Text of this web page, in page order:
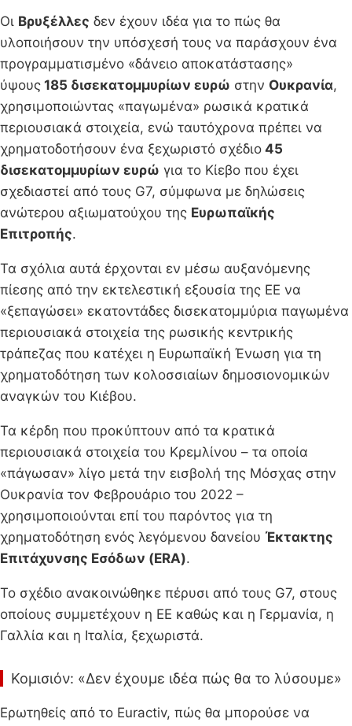
Οι Βρυξέλλες δεν έχουν ιδέα για το πώς θα
υλοποιήσουν την υπόσχεσή τους να παράσχουν ένα
προγραμματισμένο «δάνειο αποκατάστασης»
ύψους 185 δισεκατομμυρίων ευρώ στην Ουκρανία,
χρησιμοποιώντας «παγωμένα» ρωσικά κρατικά
περιουσιακά στοιχεία, ενώ ταυτόχρονα πρέπει να
χρηματοδοτήσουν ένα ξεχωριστό σχέδιο 45
δισεκατομμυρίων ευρώ για το Κίεβο που έχει
σχεδιαστεί από τους G7, σύμφωνα με δηλώσεις
ανώτερου αξιωματούχου της Ευρωπαϊκής
Επιτροπής.
Τα σχόλια αυτά έρχονται εν μέσω αυξανόμενης
πίεσης από την εκτελεστική εξουσία της ΕΕ να
«ξεπαγώσει» εκατοντάδες δισεκατομμύρια παγωμένα
περιουσιακά στοιχεία της ρωσικής κεντρικής
τράπεζας που κατέχει η Ευρωπαϊκή Ένωση για τη
χρηματοδότηση των κολοσσιαίων δημοσιονομικών
αναγκών του Κιέβου.
Τα κέρδη που προκύπτουν από τα κρατικά
περιουσιακά στοιχεία του Κρεμλίνου – τα οποία
«πάγωσαν» λίγο μετά την εισβολή της Μόσχας στην
Ουκρανία τον Φεβρουάριο του 2022 –
χρησιμοποιούνται επί του παρόντος για τη
χρηματοδότηση ενός λεγόμενου δανείου Έκτακτης
Επιτάχυνσης Εσόδων (ERA).
Το σχέδιο ανακοινώθηκε πέρυσι από τους G7, στους
οποίους συμμετέχουν η ΕΕ καθώς και η Γερμανία, η
Γαλλία και η Ιταλία, ξεχωριστά.
Κομισιόν: «Δεν έχουμε ιδέα πώς θα το λύσουμε»
Ερωτηθείς από το Euractiv, πώς θα μπορούσε να